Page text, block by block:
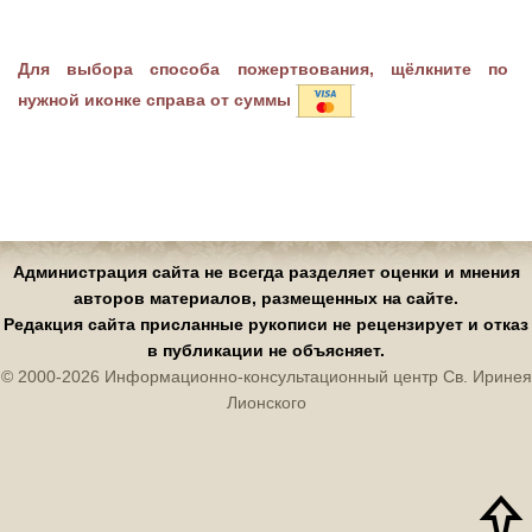
Для выбора способа пожертвования, щёлкните по
нужной иконке справа от суммы
Администрация сайта не всегда разделяет оценки и мнения
авторов материалов, размещенных на сайте.
Редакция сайта присланные рукописи не рецензирует и отказ
в публикации не объясняет.
© 2000-2026 Информационно-консультационный центр Св. Иринея
Лионского